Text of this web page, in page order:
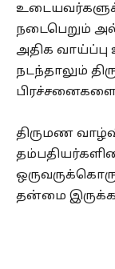
நடைபெறும்
அதிக
நடந்தாலும்
பிரச்சனைகளை
திருமண
தன்மை